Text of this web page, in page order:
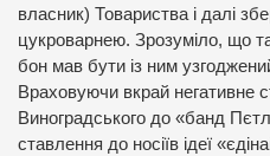
власник) Товариства і далі
цукроварнею. Зрозуміло, що
бон мав бути із ним
Враховуючи вкрай негативне
Виноградського до «банд
ставлення до носіїв ідеї